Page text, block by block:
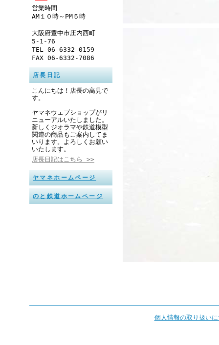
営業時間
AM１０時～PM５時
大阪府豊中市庄内西町
5-1-76
TEL 06-6332-0159
FAX 06-6332-7086
店長日記
こんにちは！店長の高見で
す。
ヤマネウェブショップがリ
ニューアルいたしました。
新しくジオラマや鉄道模型
関連の商品もご案内してま
いります。よろしくお願い
いたします。
店長日記はこちら >>
ヤマネホームページ
のと鉄道ホームページ
個人情報の取り扱い